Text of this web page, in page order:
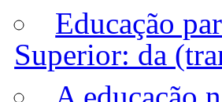
Educação
Superior: da